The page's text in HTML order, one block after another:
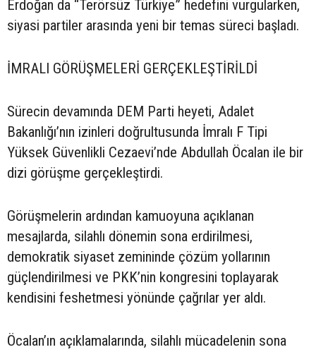
Erdoğan da “Terörsüz Türkiye” hedefini vurgularken,
siyasi partiler arasında yeni bir temas süreci başladı.
İMRALI GÖRÜŞMELERİ GERÇEKLEŞTİRİLDİ
Sürecin devamında DEM Parti heyeti, Adalet
Bakanlığı’nın izinleri doğrultusunda İmralı F Tipi
Yüksek Güvenlikli Cezaevi’nde Abdullah Öcalan ile bir
dizi görüşme gerçekleştirdi.
Görüşmelerin ardından kamuoyuna açıklanan
mesajlarda, silahlı dönemin sona erdirilmesi,
demokratik siyaset zemininde çözüm yollarının
güçlendirilmesi ve PKK’nin kongresini toplayarak
kendisini feshetmesi yönünde çağrılar yer aldı.
Öcalan’ın açıklamalarında, silahlı mücadelenin sona